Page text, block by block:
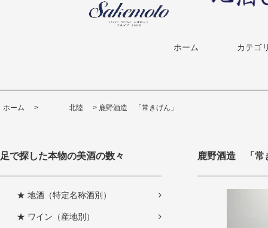
ホーム カテゴ
ホーム > 北陸 > 鹿野酒造 「常きげん」
足で探した本物の美酒の数々
★ 地酒（特定名称酒別）
★ ワイン（産地別）
鹿野酒造 「常